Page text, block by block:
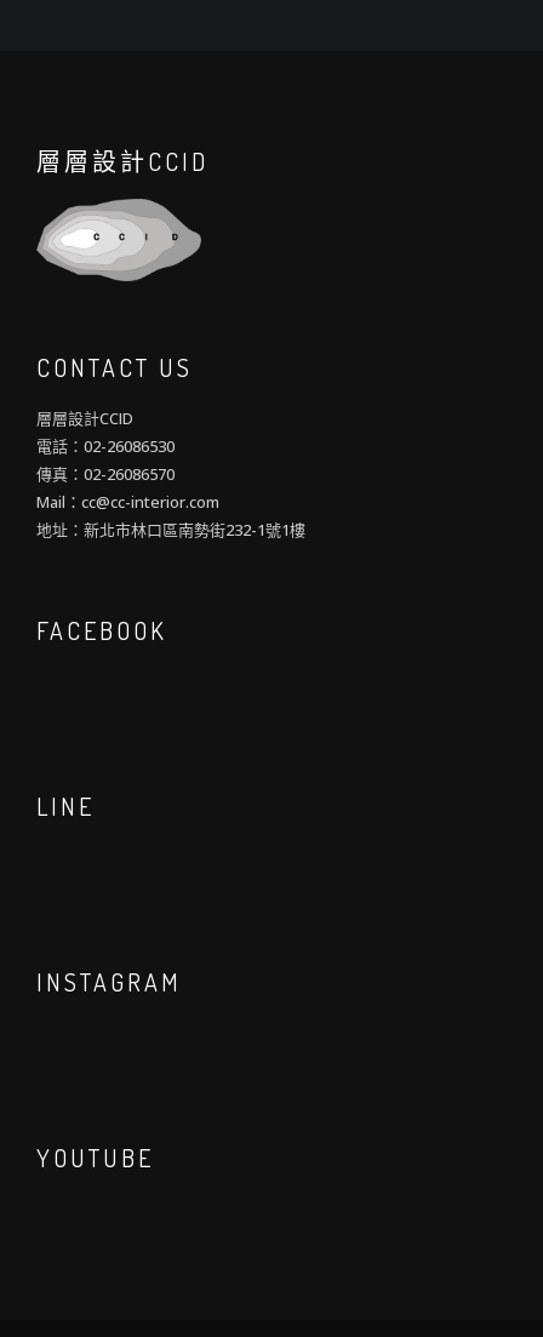
層層設計CCID
CONTACT US
層層設計CCID
電話：02-26086530
傳真：02-26086570
Mail：cc@cc-interior.com
地址：新北市林口區南勢街232-1號1樓
FACEBOOK
LINE
INSTAGRAM
YOUTUBE